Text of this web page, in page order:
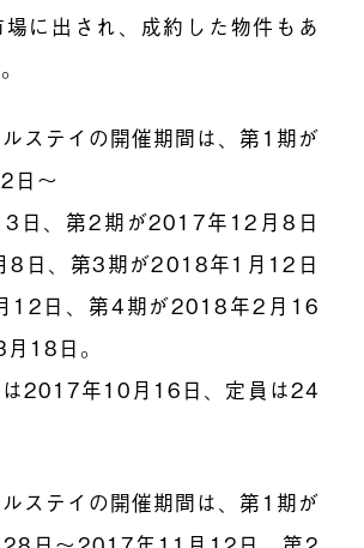
に出され、成約した物件もあ
ステイの開催期間は、第1期が
日～
日、第2期が2017年12月8日
8日、第3期が2018年1月12日
12日、第4期が2018年2月16
18日。
は2017年10月16日、定員は24
ステイの開催期間は、第1期が